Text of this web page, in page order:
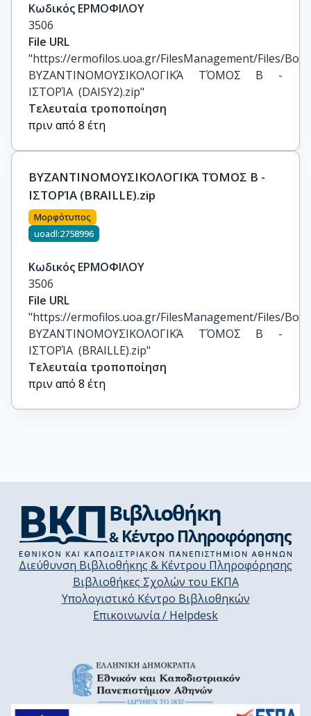
Κωδικός ΕΡΜΟΦΙΛΟΥ
3506
File URL
"https://ermofilos.uoa.gr/FilesManagement/Files/
ΒΥΖΑΝΤΙΝΟΜΟΥΣΙΚΟΛΟΓΙΚΆ ΤΌΜΟΣ Β -
ΙΣΤΟΡΊΑ  (DAISY2).zip"
Τελευταία τροποποίηση
πριν από 8 έτη
ΒΥΖΑΝΤΙΝΟΜΟΥΣΙΚΟΛΟΓΙΚΆ ΤΌΜΟΣ Β -
ΙΣΤΟΡΊΑ (BRAILLE).zip
Μορφότυπος
uoadl:2758996
Κωδικός ΕΡΜΟΦΙΛΟΥ
3506
File URL
"https://ermofilos.uoa.gr/FilesManagement/Files/
ΒΥΖΑΝΤΙΝΟΜΟΥΣΙΚΟΛΟΓΙΚΆ ΤΌΜΟΣ Β -
ΙΣΤΟΡΊΑ  (BRAILLE).zip"
Τελευταία τροποποίηση
πριν από 8 έτη
Διεύθυνση Βιβλιοθήκης & Κέντρου Πληροφόρησης
Βιβλιοθήκες Σχολών του ΕΚΠΑ
Υπολογιστικό Κέντρο Βιβλιοθηκών
Επικοινωνία / Helpdesk